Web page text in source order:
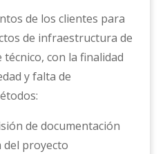
de los clientes para
de infraestructura de
con la finalidad
y falta de
de documentación
del proyecto